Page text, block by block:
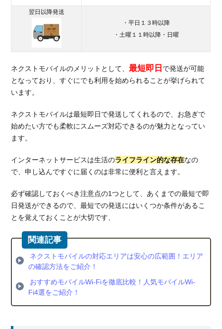
翌日以降発送
・平日１３時以降
・土曜１１時以降・日曜
ネクストモバイルのメリットとして、最短即日で発送が可能
となっており、すぐにでも利用を始められることが挙げられて
います。
ネクストモバイルは最短即日で発送してくれるので、お急ぎで
始めたい方でも柔軟にスムーズ対応できるのが魅力となってい
ます。
インターネットサービスは生活のライフライン的な存在なの
で、申し込んですぐに届くのは非常に便利と言えます。
必ず確認しておくべき注意点の1つとして、あくまでの最短で即
日発送ができるので、最短での発送にはいくつか条件があるこ
とを覚えておくことが大切です、
ネクストモバイルの対応エリアは安心の広範囲！エリア
の確認方法をご紹介！
おすすめモバイルWi-Fiを徹底比較！人気モバイルWi-
Fi4選をご紹介！